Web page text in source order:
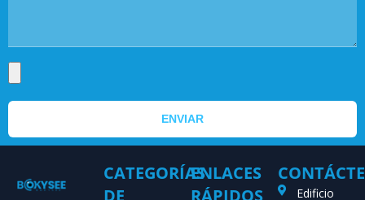
ENVIAR
CATEGORÍASENLACES
Edificio